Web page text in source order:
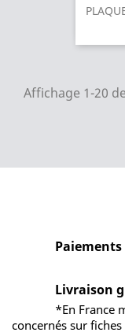
Affichage 1-20
Paiements
Livraison
*En France
concernés sur